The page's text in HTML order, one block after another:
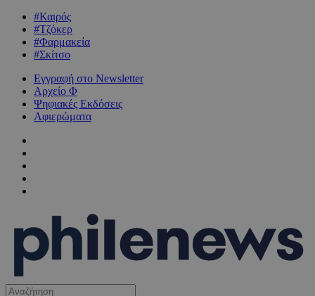
#Καιρός
#Τζόκερ
#Φαρμακεία
#Σκίτσο
Εγγραφή στο Newsletter
Αρχείο Φ
Ψηφιακές Εκδόσεις
Αφιερώματα